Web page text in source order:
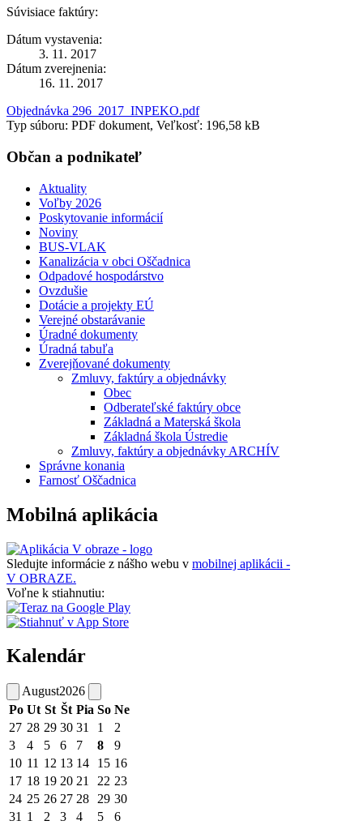
Súvisiace faktúry:
Dátum vystavenia:
3. 11. 2017
Dátum zverejnenia:
16. 11. 2017
Objednávka 296_2017_INPEKO.pdf
Typ súboru: PDF dokument, Veľkosť: 196,58 kB
Občan a podnikateľ
Aktuality
Voľby 2026
Poskytovanie informácií
Noviny
BUS-VLAK
Kanalizácia v obci Oščadnica
Odpadové hospodárstvo
Ovzdušie
Dotácie a projekty EÚ
Verejné obstarávanie
Úradné dokumenty
Úradná tabuľa
Zverejňované dokumenty
Zmluvy, faktúry a objednávky
Obec
Odberateľské faktúry obce
Základná a Materská škola
Základná škola Ústredie
Zmluvy, faktúry a objednávky ARCHÍV
Správne konania
Farnosť Oščadnica
Mobilná aplikácia
Sledujte informácie z nášho webu v mobilnej aplikácii -
V OBRAZE.
Voľne k stiahnutiu:
Kalendár
August2026
Po Ut St Št Pia So Ne
27 28 29 30 31 1
2
3
4 5 6 7 8
9
10 11 12 13 14 15 16
17 18 19 20 21 22 23
24 25 26 27 28 29 30
31 1 2 3 4 5 6